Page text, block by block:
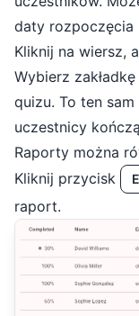
daty rozpoczęcia
Kliknij na wiersz,
Wybierz zakładkę
quizu. To ten
uczestnicy
Raporty można
Kliknij przycisk
raport.